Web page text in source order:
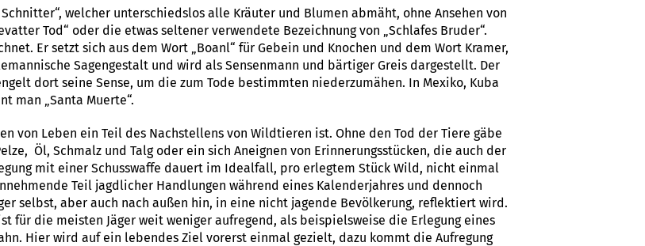
welcher unterschiedslos alle Kräuter und Blumen abmäht, ohne Ansehen von
Tod“ oder die etwas seltener verwendete Bezeichnung von „Schlafes Bruder“.
Er setzt sich aus dem Wort „Boanl“ für Gebein und Knochen und dem Wort Kramer,
Sagengestalt und wird als Sensenmann und bärtiger Greis dargestellt. Der
dort seine Sense, um die zum Tode bestimmten niederzumähen. In Mexiko, Kuba
man „Santa Muerte“.
von Leben ein Teil des Nachstellens von Wildtieren ist. Ohne den Tod der Tiere gäbe
Öl, Schmalz und Talg oder ein sich Aneignen von Erinnerungsstücken, die auch der
mit einer Schusswaffe dauert im Idealfall, pro erlegtem Stück Wild, nicht einmal
Teil jagdlicher Handlungen während eines Kalenderjahres und dennoch
selbst, aber auch nach außen hin, in eine nicht jagende Bevölkerung, reflektiert wird.
für die meisten Jäger weit weniger aufregend, als beispielsweise die Erlegung eines
Hier wird auf ein lebendes Ziel vorerst einmal gezielt, dazu kommt die Aufregung